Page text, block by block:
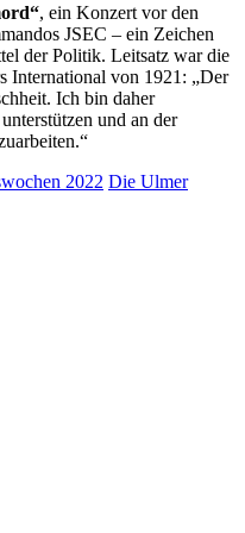
, ein Konzert vor den
JSEC – ein Zeichen
der Politik. Leitsatz war die
International von 1921: „Der
Ich bin daher
und an der
2022 Die Ulmer